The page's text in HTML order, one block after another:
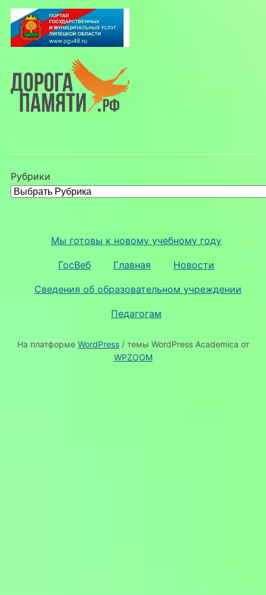
Рубрики
Мы готовы к новому учебному году
ГосВеб Главная Новости
Сведения об образовательном учреждении
Педагогам
На платформе WordPress/ темы WordPress Academica от
WPZOOM